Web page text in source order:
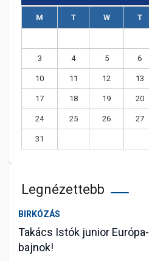
M T W T
3 4 5 6
10 11 12 13
17 18 19 20
24 25 26 27
31
Legnézettebb
BIRKÓZÁS
Takács Istók junior Európa-
bajnok!